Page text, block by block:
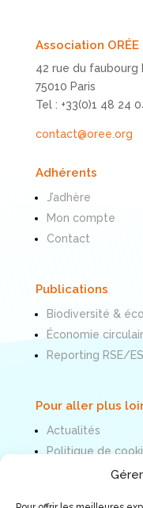
Association ORÉE
42 rue du faubourg
75010 Paris
Tel : +33(0)1 48 24
contact@oree.org
Adhérents
J’adhère
Mon compte
Contact
Publications
Biodiversité &
Économie
Reporting RSE/
Pour aller plus
Actualités
Politique de
Mentions légales